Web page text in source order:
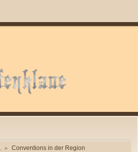
► Conventions in der Region